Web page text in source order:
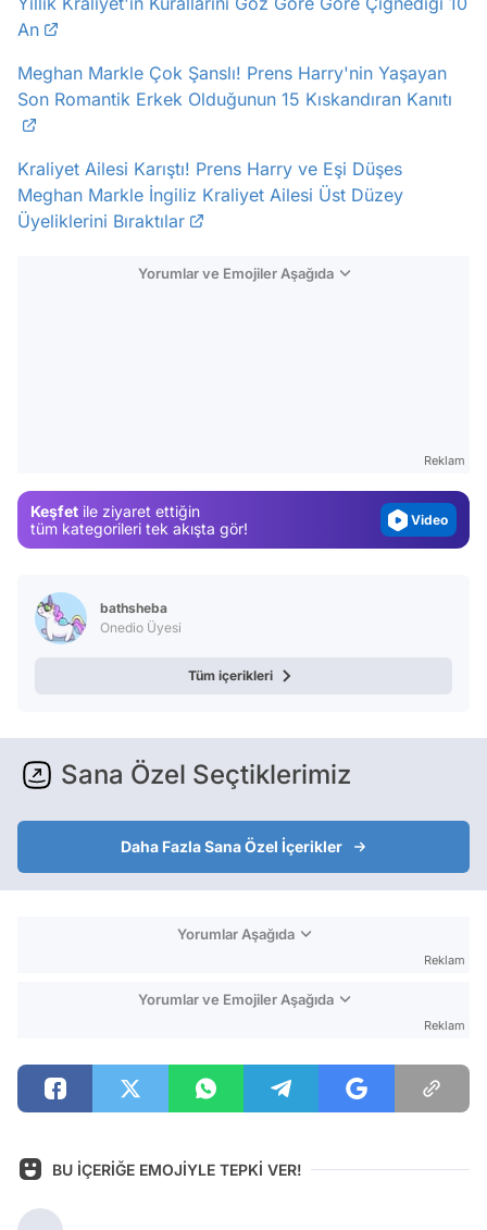
An
Meghan Markle Çok Şanslı! Prens Harry'nin Yaşayan
Son Romantik Erkek Olduğunun 15 Kıskandıran Kanıtı
Kraliyet Ailesi Karıştı! Prens Harry ve Eşi Düşes
Meghan Markle İngiliz Kraliyet Ailesi Üst Düzey
Üyeliklerini Bıraktılar
Yorumlar ve Emojiler Aşağıda
Reklam
Keşfet ile ziyaret ettiğin
tüm kategorileri tek akışta gör!
Magazin
Video
Test
bathsheba
Onedio Üyesi
Tüm içerikleri
Sana Özel Seçtiklerimiz
Daha Fazla Sana Özel İçerikler
Yorumlar Aşağıda
Reklam
Yorumlar ve Emojiler Aşağıda
Reklam
BU İÇERİĞE EMOJİYLE TEPKİ VER!